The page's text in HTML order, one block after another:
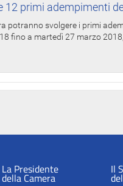
12 primi adempimenti
potranno svolgere i primi
fino a martedì 27 marzo
La Presidente
della Camera
Il